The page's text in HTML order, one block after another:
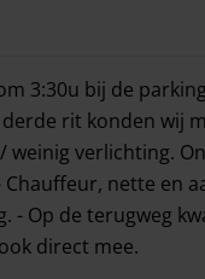
stellen van
3:30u bij de
rit konden wij
weinig verlichting.
nette en
- Op de terugweg
direct mee.